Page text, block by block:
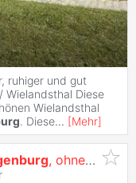
ruhiger und gut
/ Wielandsthal Diese
Wielandsthal
. Diese... [Mehr]
, ohne Makler!!